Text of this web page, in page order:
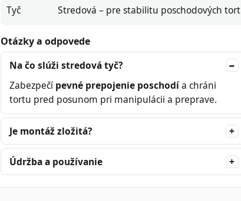
Tyč Stredová – pre stabilitu poschodových tort
Otázky a odpovede
Na čo slúži stredová tyč?
Zabezpečí pevné prepojenie poschodía chráni
tortu pred posunom pri manipulácii a preprave.
Je montáž zložitá?
Údržba a používanie